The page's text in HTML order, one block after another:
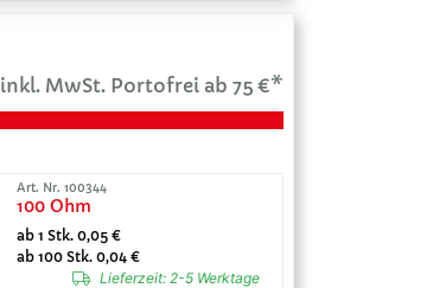
inkl. MwSt. Portofrei ab 75 €*
Art. Nr. 100344
100 Ohm
ab 1 Stk. 0,05 €
ab 100 Stk. 0,04 €
Lieferzeit: 2-5 Werktage